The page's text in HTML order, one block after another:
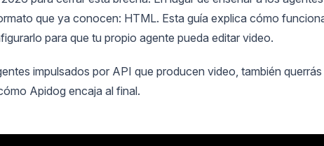
que ya conocen: HTML. Esta guía explica cómo
para que tu propio agente pueda editar video.
impulsados por API que producen video, también querrás
Apidog encaja al final.